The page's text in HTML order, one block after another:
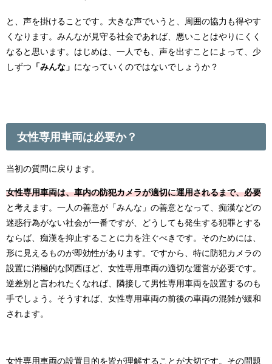
と、声を掛けることです。大きな声でいうと、周囲の協力も得やす
くなります。みんなが見守る社会であれば、悪いことはやりにくく
なると思います。はじめは、一人でも、声を出すことによって、少
しずつ 「みんな」 になっていくのではないでしょうか？
女性専用車両は必要か？
当初の質問に戻ります。
女性専用車両は、車内の防犯カメラが適切に運用されるまで、必要
と考えます。一人の善意が「みんな」の善意となって、痴漢などの
迷惑行為がない社会が一番ですが、どうしても発生する犯罪とする
ならば、痴漢を抑止することに力を注ぐべきです。そのためには、
形に見えるものが即効性があります。ですから、特に防犯カメラの
設置に消極的な関西ほど、女性専用車両の適切な運営が必要です。
逆差別と言われたくなれば、隣接して男性専用車両を設置するのも
手でしょう。そうすれば、女性専用車両の前後の車両の混雑が緩和
されます。
女性専用車両の設置目的を皆が理解することが大切です。その問題